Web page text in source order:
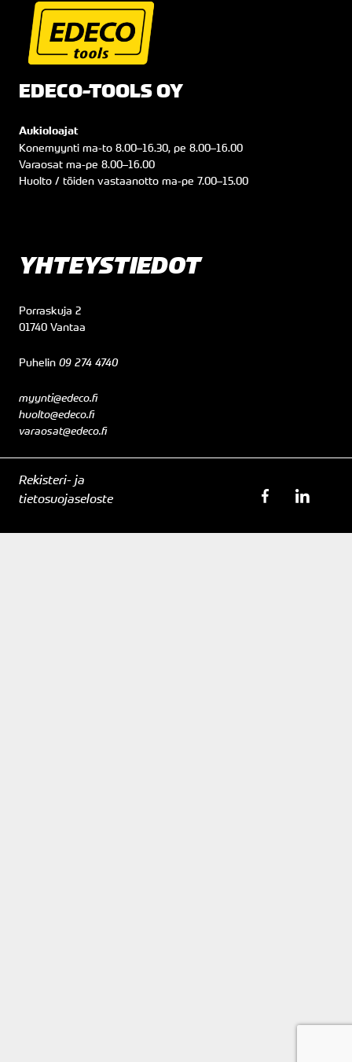
EDECO-TOOLS OY
Aukioloajat
Konemyynti ma-to 8.00–16.30, pe 8.00–16.00
Varaosat ma-pe 8.00–16.00
Huolto / töiden vastaanotto ma-pe 7.00–15.00
YHTEYSTIEDOT
Porraskuja 2
01740 Vantaa
Puhelin 09 274 4740
myynti@edeco.fi
huolto@edeco.fi
varaosat@edeco.fi
Rekisteri- ja
tietosuojaseloste